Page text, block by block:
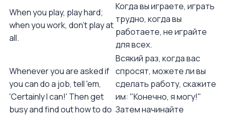
When you play, play hard;
when you work, don't play at
all.
Когда вы играете, играть
трудно, когда вы
работаете, не играйте
для всех.
Whenever you are asked if
you can do a job, tell 'em,
'Certainly I can!' Then get
busy and find out how to do
Всякий раз, когда вас
спросят, можете ли вы
сделать работу, скажите
им: "Конечно, я могу!"
Затем начинайте